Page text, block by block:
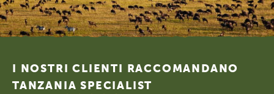
I NOSTRI CLIENTI RACCOMANDANO
TANZANIA SPECIALIST